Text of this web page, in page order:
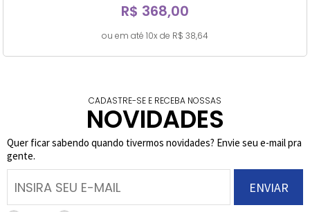
R$ 368,00
ou em até 10x de R$ 38,64
CADASTRE-SE E RECEBA NOSSAS
NOVIDADES
Quer ficar sabendo quando tivermos novidades? Envie seu e-mail pra
gente.
ENVIAR